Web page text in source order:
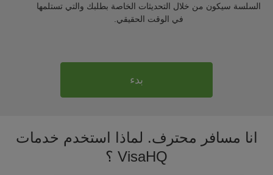
السلسة سيكون من خلال التحديثات الخاصة بطلبك والتي تستلمها
في الوقت الحقيقي.
بدء
انا مسافر محترف. لماذا استخدم خدمات
VisaHQ ؟